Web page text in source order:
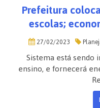
Prefeitura
escolas;
27/02/2023
Sistema está sendo
ensino, e fornecerá